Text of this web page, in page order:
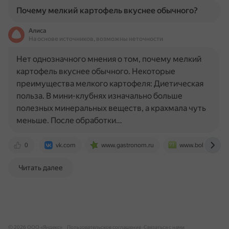
Почему мелкий картофель вкуснее обычного?
Алиса
На основе источников, возможны неточности
0 vk.com www.gastronom.ru
Нет однозначного мнения о том, почему мелкий
картофель вкуснее обычного. Некоторые
преимущества мелкого картофеля: Диетическая
польза. В мини-клубнях изначально больше
полезных минеральных веществ, а крахмала чуть
меньше. После обработки…
Читать далее
© 2026 ООО «Яндекс» Пользовательское соглашение Связаться с нами